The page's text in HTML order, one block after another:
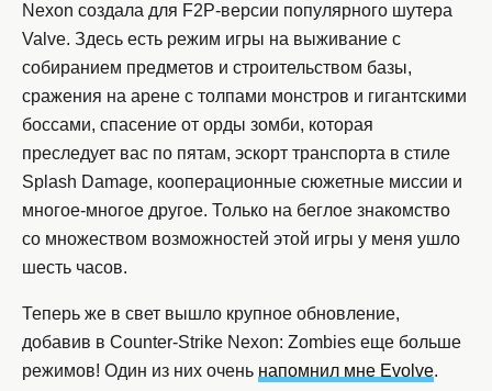
Nexon создала для F2P-версии популярного шутера
Valve. Здесь есть режим игры на выживание с
собиранием предметов и строительством базы,
сражения на арене с толпами монстров и гигантскими
боссами, спасение от орды зомби, которая
преследует вас по пятам, эскорт транспорта в стиле
Splash Damage, кооперационные сюжетные миссии и
многое-многое другое. Только на беглое знакомство
со множеством возможностей этой игры у меня ушло
шесть часов.
Теперь же в свет вышло крупное обновление,
добавив в Counter-Strike Nexon: Zombies еще больше
режимов! Один из них очень напомнил мне Evolve.